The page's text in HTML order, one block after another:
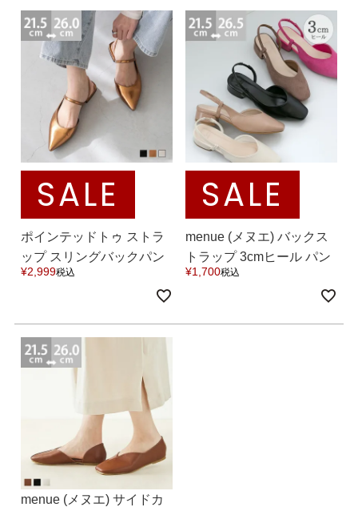
パンプス ブーツ
バレエシューズ ローファー レディース
スニーカー・スリッポン レインシューズ
カジュアルシューズ モカシン
サンダル キッズ
シューズケア ウェア
ブランドから選ぶ
tutumo -つつも-
kalie. -カリエ-
SALE
ポインテッドトゥ ストラ
ップ スリングバックパン
プス 送料無料
¥2,999税込
SALE
menue (メヌエ) バックス
トラップ 3cmヒール パン
プス 送料無料
¥1,700税込
menue (メヌエ) サイドカ